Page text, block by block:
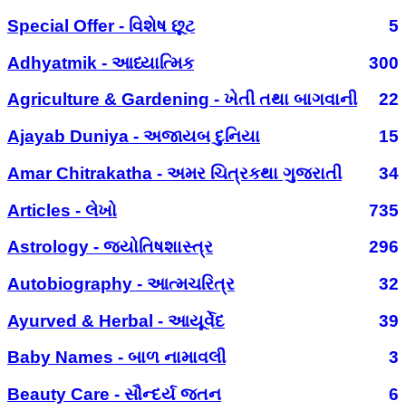
Special Offer - વિશેષ છૂટ
5
Adhyatmik - આધ્યાત્મિક
300
Agriculture & Gardening - ખેતી તથા બાગવાની
22
Ajayab Duniya - અજાયબ દુનિયા
15
Amar Chitrakatha - અમર ચિત્રકથા ગુજરાતી
34
Articles - લેખો
735
Astrology - જ્યોતિષશાસ્ત્ર
296
Autobiography - આત્મચરિત્ર
32
Ayurved & Herbal - આયૂર્વેદ
39
Baby Names - બાળ નામાવલી
3
Beauty Care - સૌન્દર્ય જતન
6